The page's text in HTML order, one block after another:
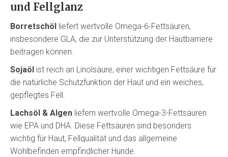
und Fellglanz
Borretschöl
liefert wertvolle Omega-6-Fettsäuren,
insbesondere GLA, die zur Unterstützung der Hautbarriere
beitragen können.
Sojaöl ist reich an Linolsäure, einer wichtigen Fettsäure für
die natürliche Schutzfunktion der Haut und ein weiches,
gepflegtes Fell.
Lachsöl & Algen liefern wertvolle Omega-3-Fettsäuren
wie EPA und DHA. Diese Fettsäuren sind besonders
wichtig für Haut, Fellqualität und das allgemeine
Wohlbefinden empfindlicher Hunde.